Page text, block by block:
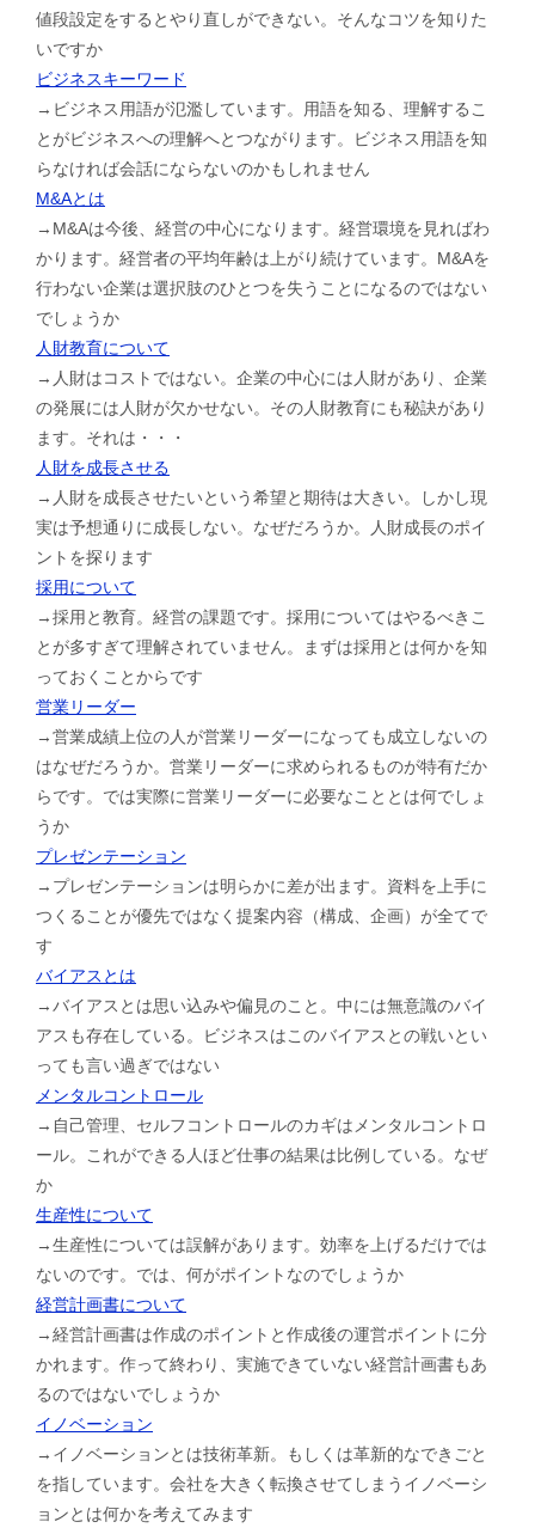
値段設定をするとやり直しができない。そんなコツを知りた
いですか
ビジネスキーワード
→ビジネス用語が氾濫しています。用語を知る、理解するこ
とがビジネスへの理解へとつながります。ビジネス用語を知
らなければ会話にならないのかもしれません
M&Aとは
→M&Aは今後、経営の中心になります。経営環境を見ればわ
かります。経営者の平均年齢は上がり続けています。M&Aを
行わない企業は選択肢のひとつを失うことになるのではない
でしょうか
人財教育について
→人財はコストではない。企業の中心には人財があり、企業
の発展には人財が欠かせない。その人財教育にも秘訣があり
ます。それは・・・
人財を成長させる
→人財を成長させたいという希望と期待は大きい。しかし現
実は予想通りに成長しない。なぜだろうか。人財成長のポイ
ントを探ります
採用について
→採用と教育。経営の課題です。採用についてはやるべきこ
とが多すぎて理解されていません。まずは採用とは何かを知
っておくことからです
営業リーダー
→営業成績上位の人が営業リーダーになっても成立しないの
はなぜだろうか。営業リーダーに求められるものが特有だか
らです。では実際に営業リーダーに必要なこととは何でしょ
うか
プレゼンテーション
→プレゼンテーションは明らかに差が出ます。資料を上手に
つくることが優先ではなく提案内容（構成、企画）が全てで
す
バイアスとは
→バイアスとは思い込みや偏見のこと。中には無意識のバイ
アスも存在している。ビジネスはこのバイアスとの戦いとい
っても言い過ぎではない
メンタルコントロール
→自己管理、セルフコントロールのカギはメンタルコントロ
ール。これができる人ほど仕事の結果は比例している。なぜ
か
生産性について
→生産性については誤解があります。効率を上げるだけでは
ないのです。では、何がポイントなのでしょうか
経営計画書について
→経営計画書は作成のポイントと作成後の運営ポイントに分
かれます。作って終わり、実施できていない経営計画書もあ
るのではないでしょうか
イノベーション
→イノベーションとは技術革新。もしくは革新的なできごと
を指しています。会社を大きく転換させてしまうイノベーシ
ョンとは何かを考えてみます